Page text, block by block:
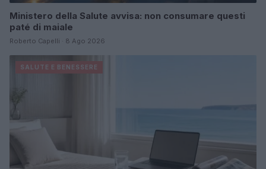
Ministero della Salute avvisa: non consumare questi
paté di maiale
Roberto Capelli · 8 Ago 2026
SALUTE E BENESSERE